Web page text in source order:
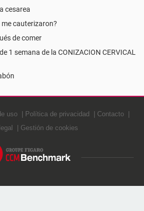
cesarea
cauterizaron?
de comer
1 semana de la CONIZACION CERVICAL
uso Política de privacidad
Contacto
Gestión de cookies